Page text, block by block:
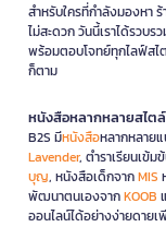
สำหรับใครที่กำลังมองหา
ไม่สะดวก วันนี้เราได้รวบ
พร้อมตอบโจทย์ทุกไลฟ์สไ
ก็ตาม
หนังสือหลากหลายสไตล์
B2S มีหนังสือหลากหลาย
Lavender, ตำราเรียนเข้ม
บุญ, หนังสือเด็กจากMIS
พัฒนาตนเองจากKOOB
ออนไลน์ได้อย่างง่ายดาย